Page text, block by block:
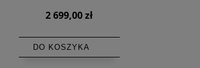
2 699,00 zł
DO KOSZYKA